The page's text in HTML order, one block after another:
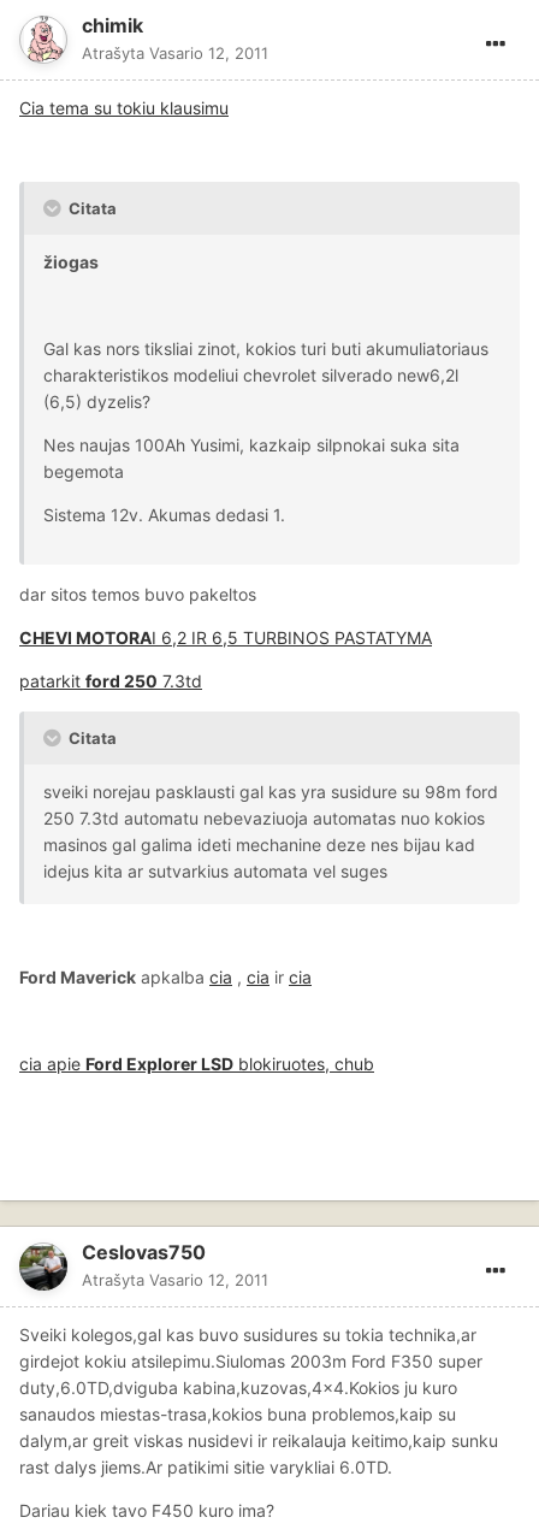
chimik
Atrašyta Vasario 12, 2011
Cia tema su tokiu klausimu
Citata
žiogas
Gal kas nors tiksliai zinot, kokios turi buti akumuliatoriaus
charakteristikos modeliui chevrolet silverado new6,2l
(6,5) dyzelis?
Nes naujas 100Ah Yusimi, kazkaip silpnokai suka sita
begemota
Sistema 12v. Akumas dedasi 1.
dar sitos temos buvo pakeltos
CHEVI MOTORAI 6,2 IR 6,5 TURBINOS PASTATYMA
patarkit ford 250 7.3td
Citata
sveiki norejau pasklausti gal kas yra susidure su 98m ford
250 7.3td automatu nebevaziuoja automatas nuo kokios
masinos gal galima ideti mechanine deze nes bijau kad
idejus kita ar sutvarkius automata vel suges
Ford Maverick apkalba cia , cia ir cia
cia apie Ford Explorer LSD blokiruotes, chub
Ceslovas750
Atrašyta Vasario 12, 2011
Sveiki kolegos,gal kas buvo susidures su tokia technika,ar
girdejot kokiu atsilepimu.Siulomas 2003m Ford F350 super
duty,6.0TD,dviguba kabina,kuzovas,4x4.Kokios ju kuro
sanaudos miestas-trasa,kokios buna problemos,kaip su
dalym,ar greit viskas nusidevi ir reikalauja keitimo,kaip sunku
rast dalys jiems.Ar patikimi sitie varykliai 6.0TD.
Dariau kiek tavo F450 kuro ima?